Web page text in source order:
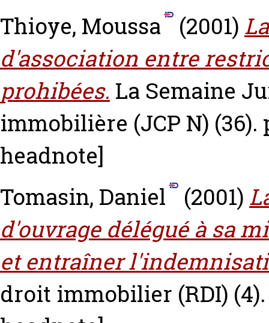
Thioye, Moussa
(2001)
d'association entre
prohibées. La Semaine
immobilière (JCP N) (36).
headnote]
Tomasin, Daniel
(2001)
d'ouvrage délégué à sa
et entraîner
droit immobilier (RDI)